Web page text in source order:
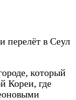
перелёт в Сеул
который
Кореи, где